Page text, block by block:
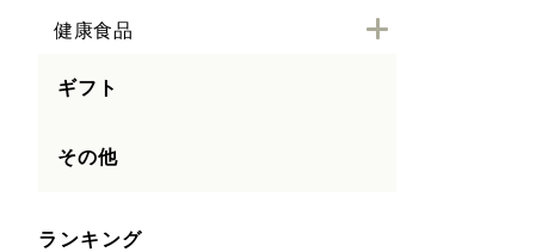
健康食品
ギフト
その他
ランキング